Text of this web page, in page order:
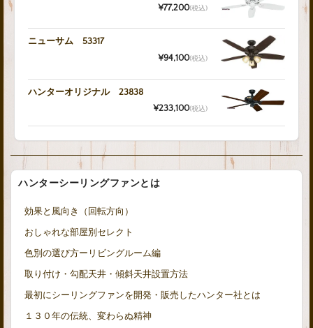
¥77,200(税込)
ニューサム 53317
¥94,100(税込)
ハンターオリジナル 23838
¥233,100(税込)
ハンターシーリングファンとは
効果と風向き（回転方向）
おしゃれな部屋別セレクト
色別の選び方ーリビングルーム編
取り付け・勾配天井・傾斜天井設置方法
最初にシーリングファンを開発・販売したハンター社とは
１３０年の伝統、変わらぬ精神